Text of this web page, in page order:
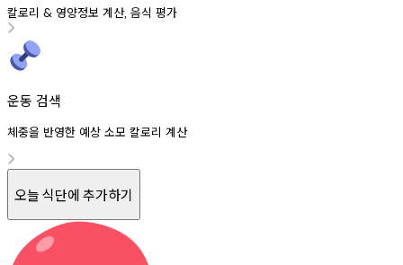
칼로리 & 영양정보 계산, 음식 평가
운동 검색
체중을 반영한 예상 소모 칼로리 계산
오늘 식단에 추가하기